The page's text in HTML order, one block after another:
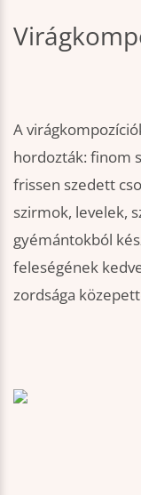
A
hordozták: finom
frissen szedett
szirmok, levelek,
gyémántokból
feleségének
zordsága